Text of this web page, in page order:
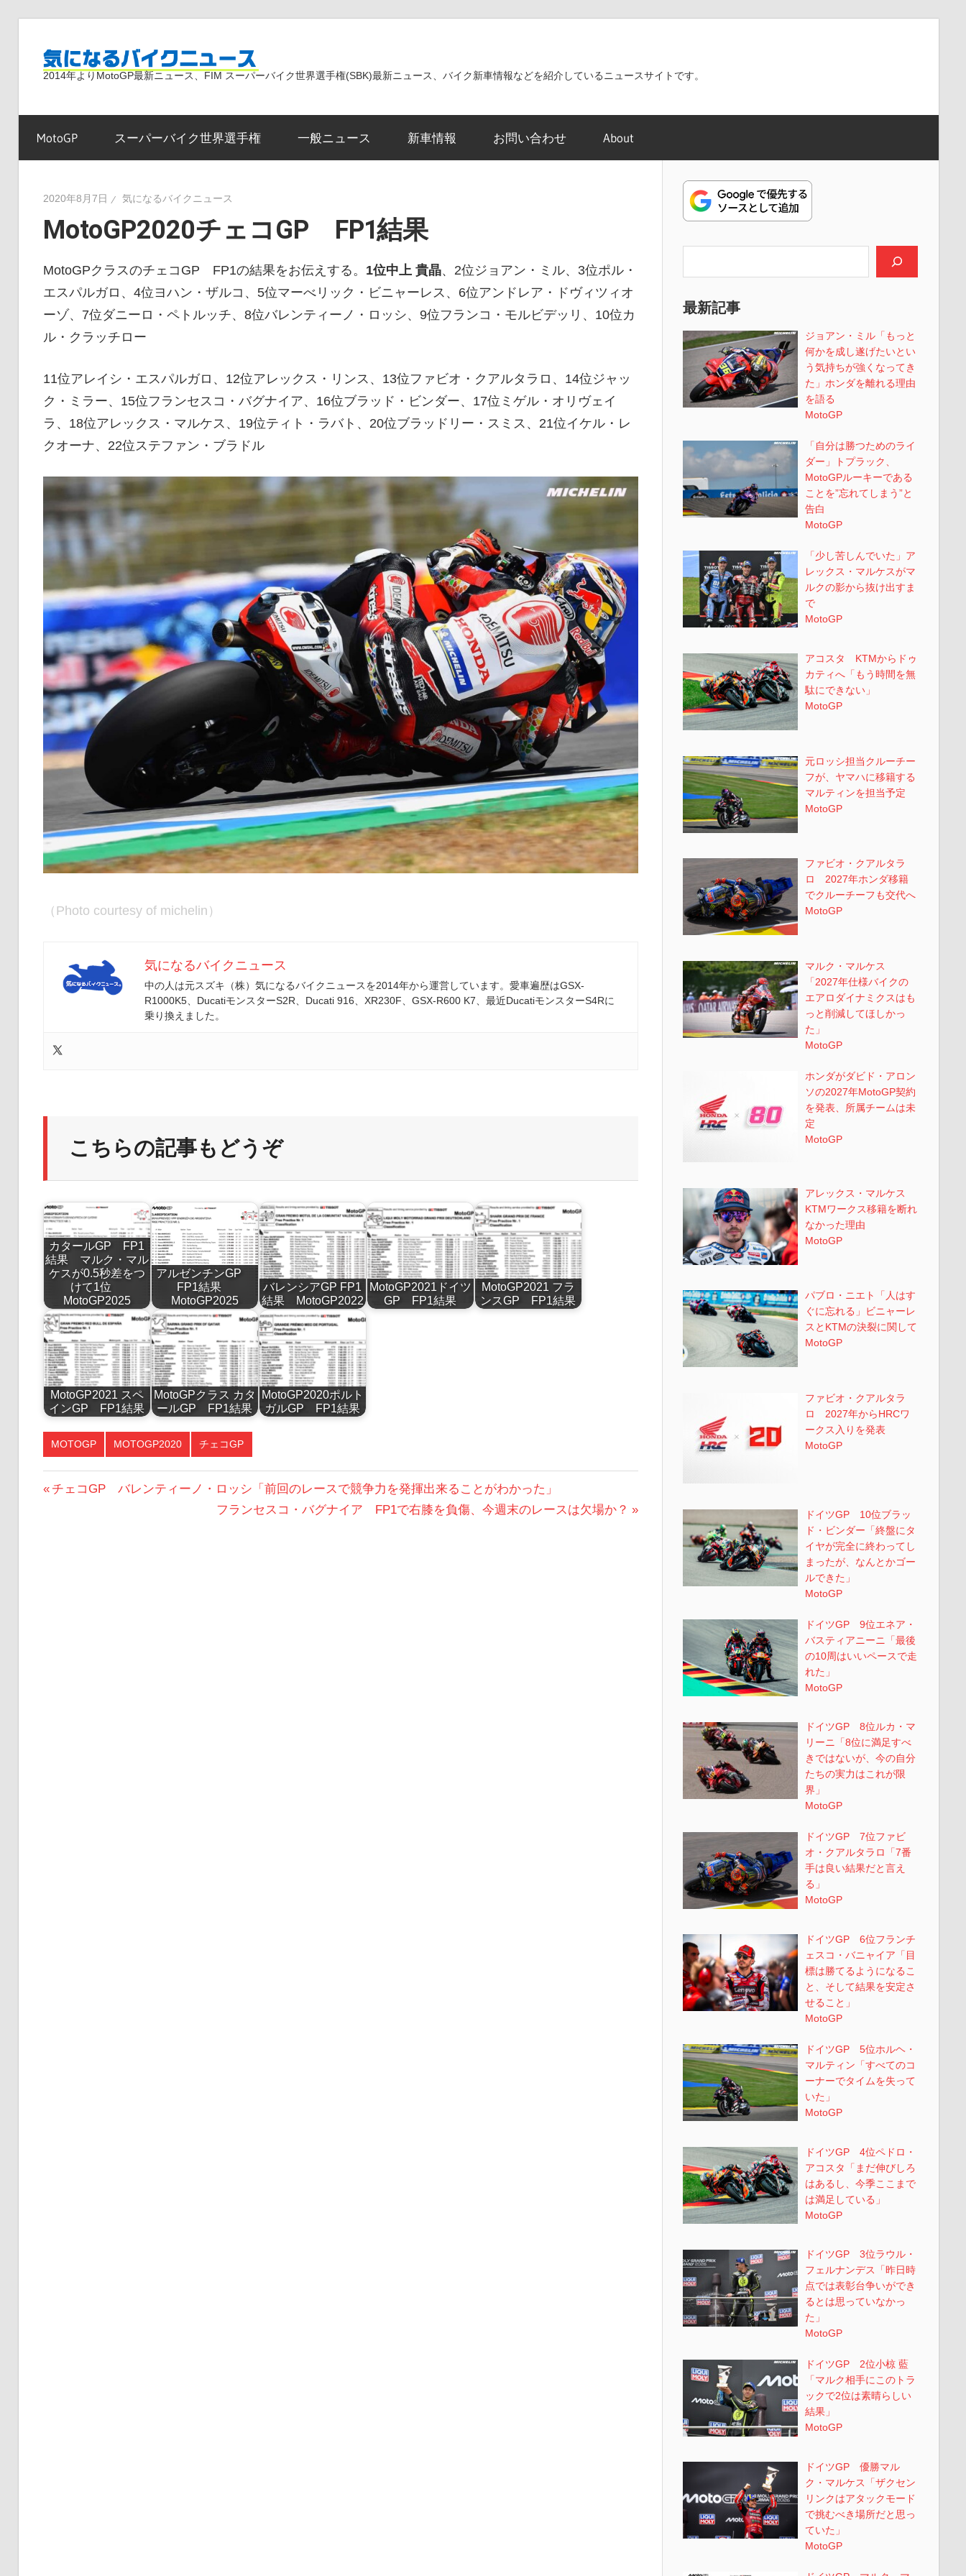
気
に
る
バ
ク
ュ
ー
ス
2014年よりMotoGP最新ニュース、FIM スーパーバイク世界選手権(SBK)最新ニュース、バイク新車情報などを紹介しているニュースサイトです。
MotoGP スーパーバイク世界選手権 一般ニュース 新車情報 お問い合わせ About
2020年8月7日 気になるバイクニュース
MotoGP2020チェコGP FP1結果
MotoGPクラスのチェコGP FP1の結果をお伝えする。 1位中上 貴晶、2位ジョアン・ミル、3位ポル・
エスパルガロ、4位ヨハン・ザルコ、5位マーべリック・ビニャーレス、6位アンドレア・ドヴィツィオ
ーゾ、7位ダニーロ・ペトルッチ、8位バレンティーノ・ロッシ、9位フランコ・モルビデッリ、10位カ
ル・クラッチロー
11位アレイシ・エスパルガロ、12位アレックス・リンス、13位ファビオ・クアルタラロ、14位ジャッ
ク・ミラー、15位フランセスコ・バグナイア、16位ブラッド・ビンダー、17位ミゲル・オリヴェイ
ラ、18位アレックス・マルケス、19位ティト・ラバト、20位ブラッドリー・スミス、21位イケル・レ
クオーナ、22位ステファン・ブラドル
（Photo courtesy of michelin）
気になるバイクニュース
中の人は元スズキ（株）気になるバイクニュースを2014年から運営しています。愛車遍歴はGSX-
R1000K5、DucatiモンスターS2R、Ducati 916、XR230F、GSX-R600 K7、最近DucatiモンスターS4Rに
乗り換えました。
こちらの記事もどうぞ
カタールGP FP1
結果 マルク・マル
ケスが0.5秒差をつ
けて1位
MotoGP2025
アルゼンチンGP
FP1結果
MotoGP2025
バレンシアGP FP1
結果 MotoGP2022
MotoGP2021ドイツ
GP FP1結果
MotoGP2021 フラ
ンスGP FP1結果
MotoGP2021 スペ
インGP FP1結果
MotoGPクラス カタ
ールGP FP1結果
MotoGP2020ポルト
ガルGP FP1結果
MOTOGP MOTOGP2020 チェコGP
投
前
チェコGP バレンティーノ・ロッシ「前回のレースで競争力を発揮出来ることがわかった」
次
フランセスコ・バグナイア FP1で右膝を負傷、今週末のレースは欠場か？
最新記事
ジョアン・ミル「もっと
何かを成し遂げたいとい
う気持ちが強くなってき
た」ホンダを離れる理由
を語る
MotoGP
「自分は勝つためのライ
ダー」トプラック、
MotoGPルーキーである
ことを”忘れてしまう”と
告白
MotoGP
「少し苦しんでいた」ア
レックス・マルケスがマ
ルクの影から抜け出すま
で
MotoGP
アコスタ KTMからドゥ
カティへ「もう時間を無
駄にできない」
MotoGP
元ロッシ担当クルーチー
フが、ヤマハに移籍する
マルティンを担当予定
MotoGP
ファビオ・クアルタラ
ロ 2027年ホンダ移籍
でクルーチーフも交代へ
MotoGP
マルク・マルケス
「2027年仕様バイクの
エアロダイナミクスはも
っと削減してほしかっ
た」
MotoGP
ホンダがダビド・アロン
ソの2027年MotoGP契約
を発表、所属チームは未
定
MotoGP
アレックス・マルケス
KTMワークス移籍を断れ
なかった理由
MotoGP
パブロ・ニエト「人はす
ぐに忘れる」ビニャーレ
スとKTMの決裂に関して
MotoGP
ファビオ・クアルタラ
ロ 2027年からHRCワ
ークス入りを発表
MotoGP
ドイツGP 10位ブラッ
ド・ビンダー「終盤にタ
イヤが完全に終わってし
まったが、なんとかゴー
ルできた」
MotoGP
ドイツGP 9位エネア・
バスティアニーニ「最後
の10周はいいペースで走
れた」
MotoGP
ドイツGP 8位ルカ・マ
リーニ「8位に満足すべ
きではないが、今の自分
たちの実力はこれが限
界」
MotoGP
ドイツGP 7位ファビ
オ・クアルタラロ「7番
手は良い結果だと言え
る」
MotoGP
ドイツGP 6位フランチ
ェスコ・バニャイア「目
標は勝てるようになるこ
と、そして結果を安定さ
せること」
MotoGP
ドイツGP 5位ホルヘ・
マルティン「すべてのコ
ーナーでタイムを失って
いた」
MotoGP
ドイツGP 4位ペドロ・
アコスタ「まだ伸びしろ
はあるし、今季ここまで
は満足している」
MotoGP
ドイツGP 3位ラウル・
フェルナンデス「昨日時
点では表彰台争いができ
るとは思っていなかっ
た」
MotoGP
ドイツGP 2位小椋 藍
「マルク相手にこのトラ
ックで2位は素晴らしい
結果」
MotoGP
ドイツGP 優勝マル
ク・マルケス「ザクセン
リンクはアタックモード
で挑むべき場所だと思っ
ていた」
MotoGP